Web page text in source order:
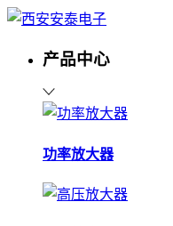
产品中心
功率放大器